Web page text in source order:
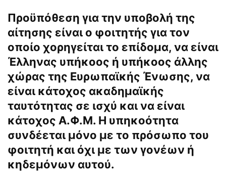
Προϋπόθεση για την υποβολή της
αίτησης είναι ο φοιτητής για τον
οποίο χορηγείται το επίδομα, να είναι
Έλληνας υπήκοος ή υπήκοος άλλης
χώρας της Ευρωπαϊκής Ένωσης, να
είναι κάτοχος ακαδημαϊκής
ταυτότητας σε ισχύ και να είναι
κάτοχος Α.Φ.Μ. Η υπηκοότητα
συνδέεται μόνο με το πρόσωπο του
φοιτητή και όχι με των γονέων ή
κηδεμόνων αυτού.